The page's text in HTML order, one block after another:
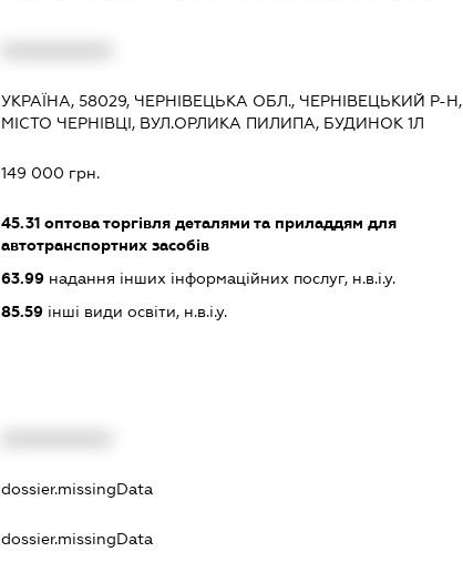
УКРАЇНА, 58029, ЧЕРНІВЕЦЬКА ОБЛ., ЧЕРНІВЕЦЬКИЙ Р-Н,
МІСТО ЧЕРНІВЦІ, ВУЛ.ОРЛИКА ПИЛИПА, БУДИНОК 1Л
149 000 грн.
45.31оптова торгівля деталями та приладдям для
автотранспортних засобів
63.99надання інших інформаційних послуг, н.в.і.у.
85.59інші види освіти, н.в.і.у.
dossier.missingData
dossier.missingData